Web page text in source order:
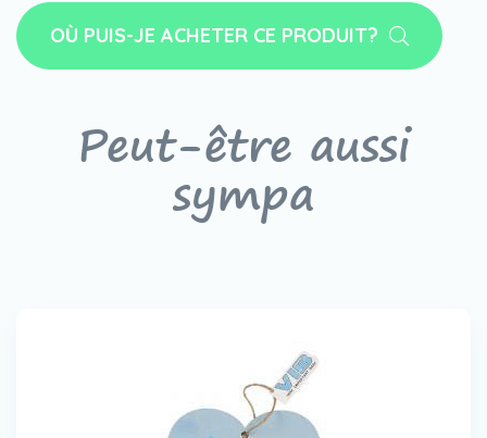
OÙ PUIS-JE ACHETER CE PRODUIT?
Peut-être aussi
sympa